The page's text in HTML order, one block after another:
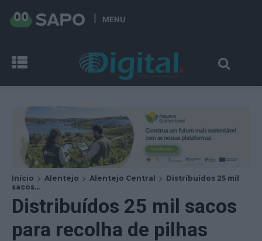
MENU
Início Alentejo Alentejo Central
Distribuídos 25 mil
sacos...
Distribuídos 25 mil sacos
para recolha de pilhas